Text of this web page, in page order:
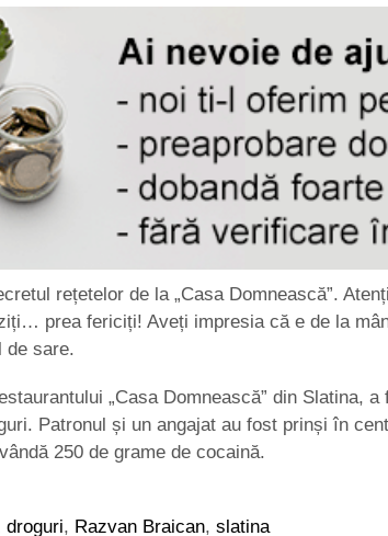
rețetelor de la „Casa Domnească”.
prea fericiți! Aveți impresia că e de la
de sare.
„Casa Domnească” din Slatina, a
Patronul și un angajat au fost prinși în
250 de grame de cocaină.
droguri, Razvan Braican, slatina